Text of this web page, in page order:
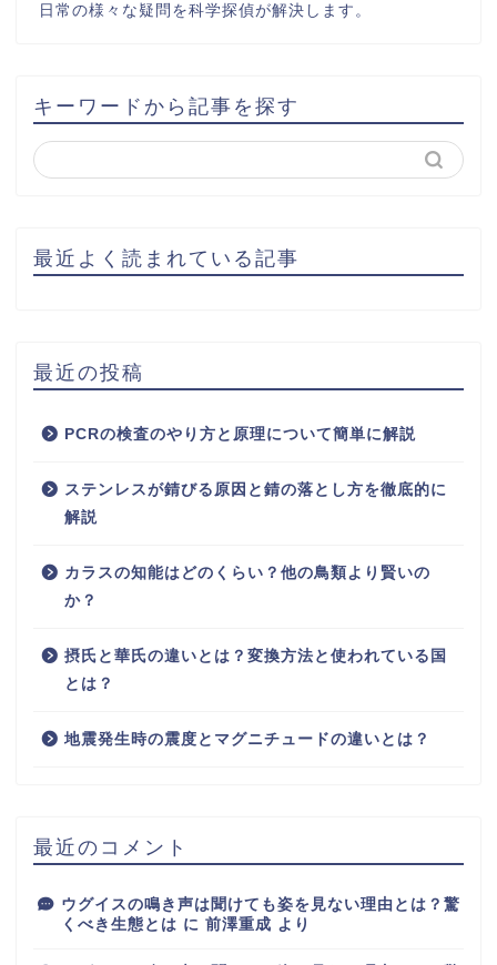
日常の様々な疑問を科学探偵が解決します。
キーワードから記事を探す
最近よく読まれている記事
最近の投稿
PCRの検査のやり方と原理について簡単に解説
ステンレスが錆びる原因と錆の落とし方を徹底的に
解説
カラスの知能はどのくらい？他の鳥類より賢いの
か？
摂氏と華氏の違いとは？変換方法と使われている国
とは？
地震発生時の震度とマグニチュードの違いとは？
最近のコメント
ウグイスの鳴き声は聞けても姿を見ない理由とは？驚
くべき生態とは に 前澤重成 より